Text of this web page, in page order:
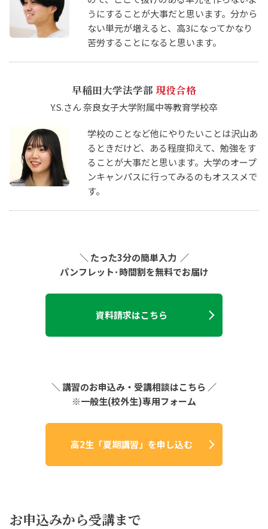
うにすることが大事だと思います。分から
ない単元が増えると、高3になってかなり
苦労することになると思います。
早稲田大学法学部 現役合格
Y.S.さん 奈良女子大学附属中等教育学校卒
学校のことなど他にやりたいことは沢山あ
るときだけど、ある程度抑えて、勉強をす
ることが大事だと思います。大学のオープ
ンキャンパスに行ってみるのもオススメで
す。
＼ たった3分の簡単入力 ／
パンフレット･時間割を無料でお届け
資料請求はこちら
＼ 講習のお申込み・受講相談はこちら ／
※一般生(校外生)専用フォーム
高2生「夏期講習」を申し込む
お申込みから受講まで